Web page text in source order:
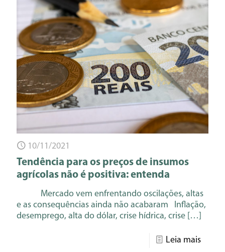
10/11/2021
Tendência para os preços de insumos
agrícolas não é positiva: entenda
Mercado vem enfrentando oscilações, altas
e as consequências ainda não acabaram Inflação,
desemprego, alta do dólar, crise hídrica, crise […]
Leia mais